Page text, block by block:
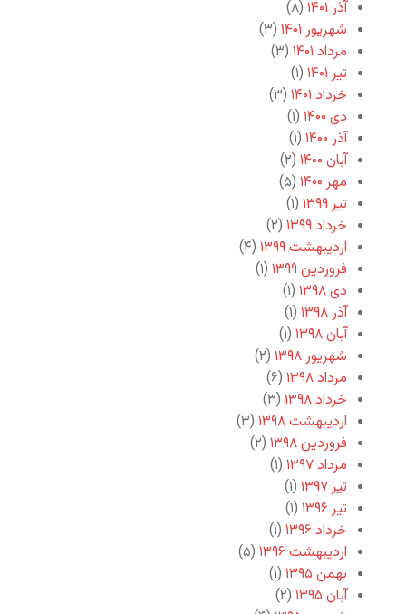
آذر ۱۴۰۱
(۸)
شهریور ۱۴۰۱
(۳)
مرداد ۱۴۰۱
(۳)
تیر ۱۴۰۱
(۱)
خرداد ۱۴۰۱
(۳)
دی ۱۴۰۰
(۱)
آذر ۱۴۰۰
(۱)
آبان ۱۴۰۰
(۲)
مهر ۱۴۰۰
(۵)
تیر ۱۳۹۹
(۱)
خرداد ۱۳۹۹
(۲)
اردیبهشت ۱۳۹۹
(۴)
فروردین ۱۳۹۹
(۱)
دی ۱۳۹۸
(۱)
آذر ۱۳۹۸
(۱)
آبان ۱۳۹۸
(۱)
شهریور ۱۳۹۸
(۲)
مرداد ۱۳۹۸
(۶)
خرداد ۱۳۹۸
(۳)
اردیبهشت ۱۳۹۸
(۳)
فروردین ۱۳۹۸
(۲)
مرداد ۱۳۹۷
(۱)
تیر ۱۳۹۷
(۱)
تیر ۱۳۹۶
(۱)
خرداد ۱۳۹۶
(۱)
اردیبهشت ۱۳۹۶
(۵)
بهمن ۱۳۹۵
(۱)
آبان ۱۳۹۵
(۲)